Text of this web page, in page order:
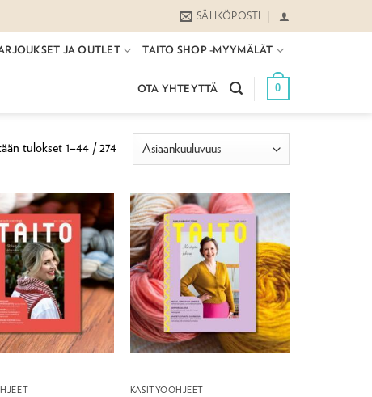
SÄHKÖPOSTI
JA OUTLET TAITO SHOP -MYYMÄLÄT
OTA YHTEYTTÄ 0
tulokset 1–44 / 274Suosituimmat
ensin
KÄSITYÖOHJEET